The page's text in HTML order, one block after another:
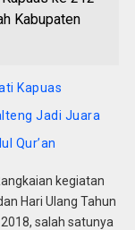
Kabupaten
Kapuas
Jadi Juara
Qur’an
kegiatan
Hari Ulang Tahun
salah satunya